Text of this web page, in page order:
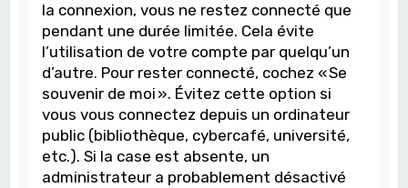
la connexion, vous ne restez connecté que
pendant une durée limitée. Cela évite
l’utilisation de votre compte par quelqu’un
d’autre. Pour rester connecté, cochez « Se
souvenir de moi ». Évitez cette option si
vous vous connectez depuis un ordinateur
public (bibliothèque, cybercafé, université,
etc.). Si la case est absente, un
administrateur a probablement désactivé